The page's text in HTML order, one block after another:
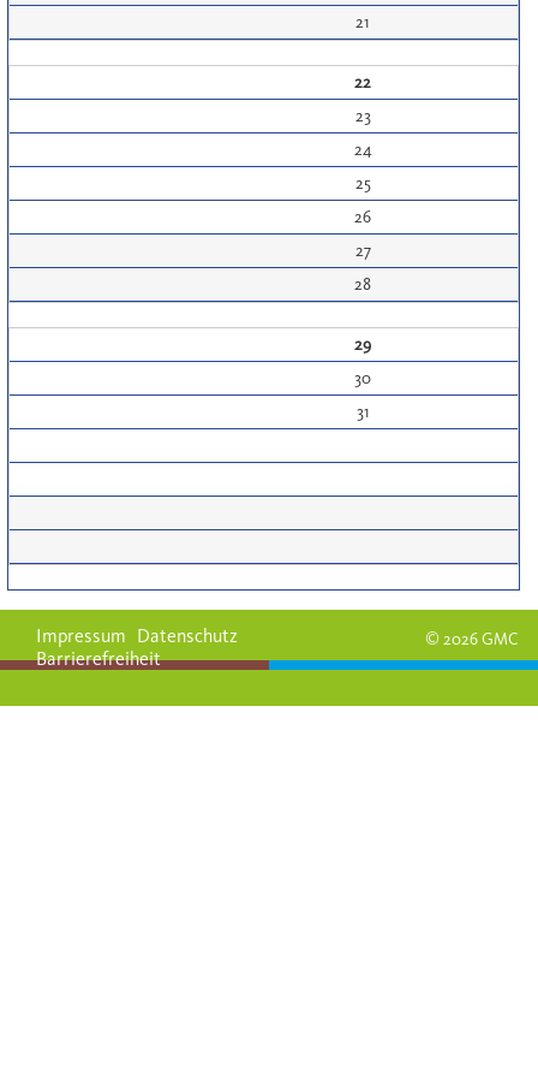
21
22
23
24
25
26
27
28
29
30
31
© 2026 GMC
Impressum Datenschutz
Barrierefreiheit